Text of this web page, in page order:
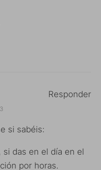
si sabéis:
das en el día en el
por horas.
Responder